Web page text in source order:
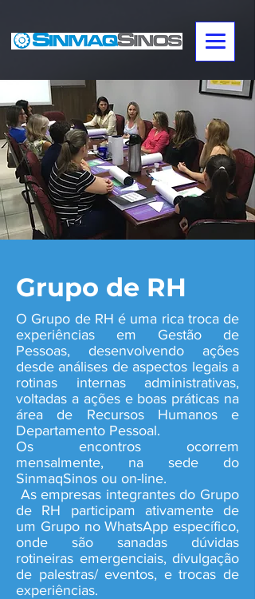
Grupo de RH
O Grupo de RH é uma rica troca de
experiências em Gestão de
Pessoas, desenvolvendo ações
desde análises de aspectos legais a
rotinas internas administrativas,
voltadas a ações e boas práticas na
área de Recursos Humanos e
Departamento Pessoal.
Os encontros ocorrem
mensalmente, na sede do
SinmaqSinos ou on-line.
As empresas integrantes do Grupo
de RH participam ativamente de
um Grupo no WhatsApp específico,
onde são sanadas dúvidas
rotineiras emergenciais, divulgação
de palestras/ eventos, e trocas de
experiências.